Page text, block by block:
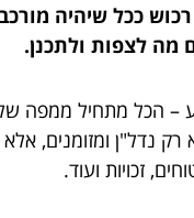
ככל שיהיה
מה לצפות ולתכנן.
– הכל מתחיל ממפה
רק נדל"ן ומזומנים,
זכויות ועוד.